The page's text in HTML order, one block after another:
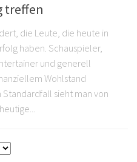
treffen
die Leute, die heute in
haben. Schauspieler,
und generell
Wohlstand
Standardfall sieht man von